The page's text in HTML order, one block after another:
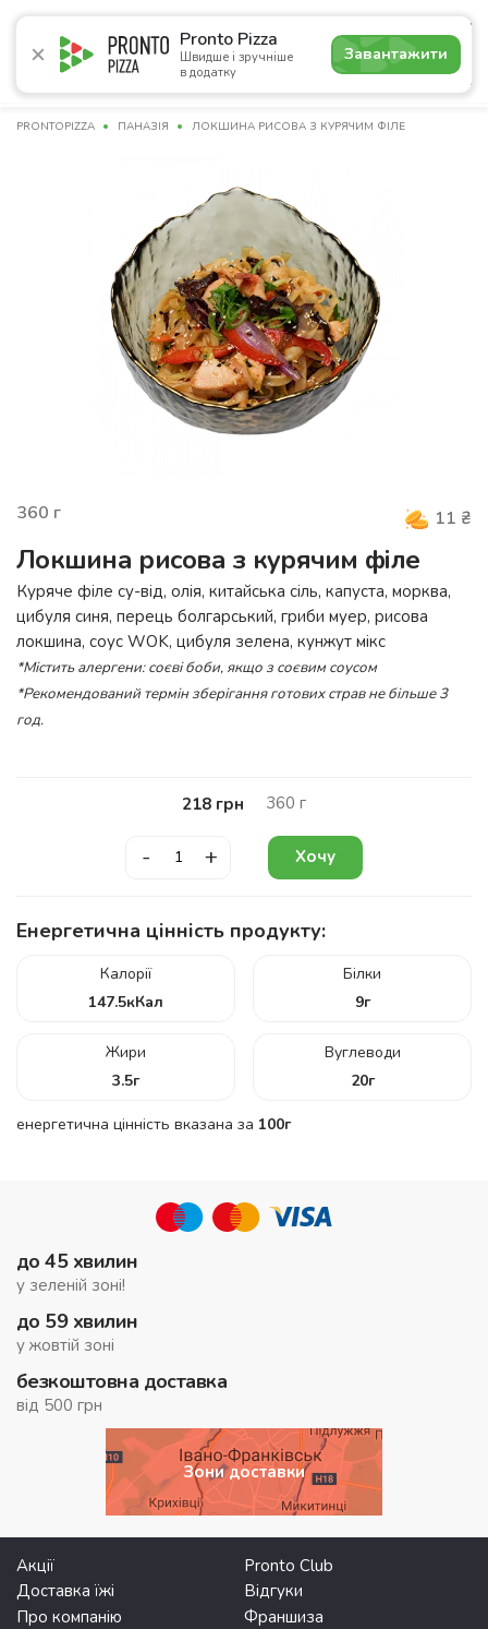
Pronto Pizza
Швидше і зручніше
в додатку
Завантажити
4.9
Акції Піца Суші Сети Сніданки
PRONTOPIZZA ПАНАЗІЯ ЛОКШИНА РИСОВА З КУРЯЧИМ ФІЛЕ
360 г 11 ₴
Локшина рисова з курячим філе
Куряче філе су-від, олія, китайська сіль, капуста, морква,
цибуля синя, перець болгарський, гриби муер, рисова
локшина, соус WOK, цибуля зелена, кунжут мікс
*Містить алергени:соєві боби, якщо з соєвим соусом
*Рекомендований термін зберігання готових страв не більше 3
год.
218 грн 360 г
- + Хочу
Енергетична цінність продукту:
Калорії
147.5кКал
Білки
9г
Жири
3.5г
Вуглеводи
20г
енергетична цінність вказана за 100г
до 45 хвилин
у зеленій зоні!
до 59 хвилин
у жовтій зоні
безкоштовна доставка
від 500 грн
Зони доставки
Акції
Pronto Club
Доставка їжі
Відгуки
Про компанію
Франшиза